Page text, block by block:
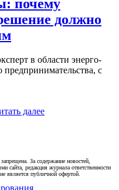
почему
должно
в области энерго-
с
далее
За содержание новостей,
сайта, редакция журнала ответственности
является публичной офертой.